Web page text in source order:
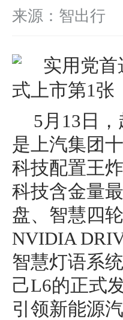
来源：智出行
5月13日
是上汽集团
科技配置王
科技含金量
盘、智慧四
NVIDIA
智慧灯语系
己L6的正式
引领新能源